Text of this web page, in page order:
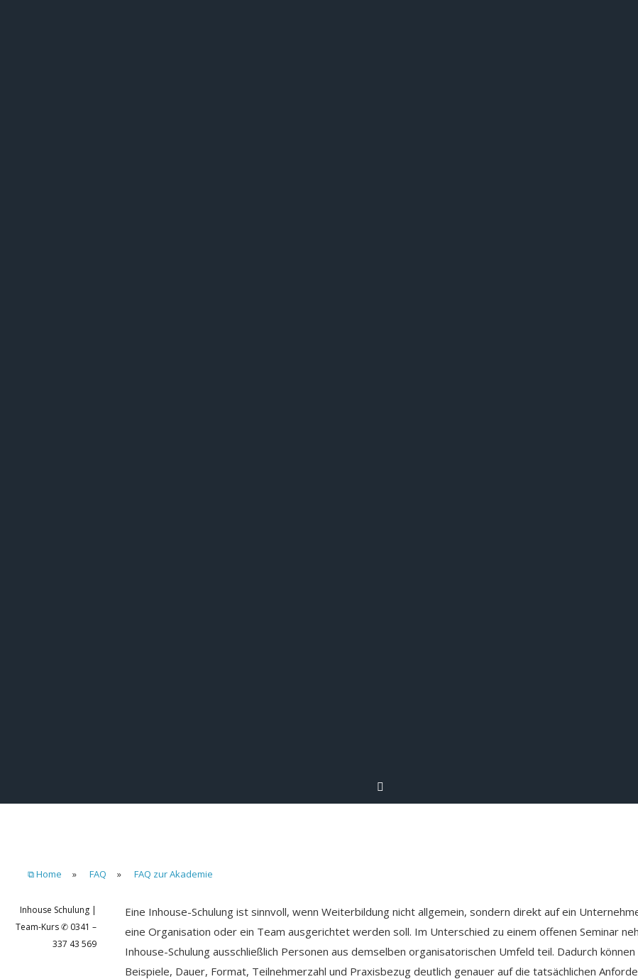
⧉ Home » FAQ » FAQ zur Akademie
Inhouse Schulung |
Team-Kurs ✆ 0341 –
337 43 569
Eine Inhouse-Schulung ist sinnvoll, wenn Weiterbildung nicht allgemein, sondern direkt auf ein
eine Organisation oder ein Team ausgerichtet werden soll. Im Unterschied zu einem offenen Seminar
Inhouse-Schulung ausschließlich Personen aus demselben organisatorischen Umfeld teil. Dadurch
Beispiele, Dauer, Format, Teilnehmerzahl und Praxisbezug deutlich genauer auf die tatsächlichen